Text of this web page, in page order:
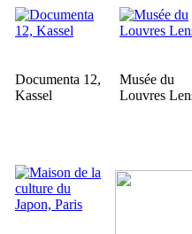
Documenta 12,
Kassel
Musée du
Louvres